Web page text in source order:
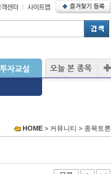
HOME > 커뮤니티 > 종목토론